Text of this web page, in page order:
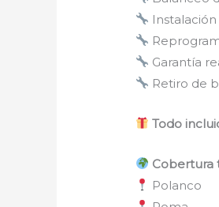
Garantía
Retiro de
Todo
Cobertura
Polanco